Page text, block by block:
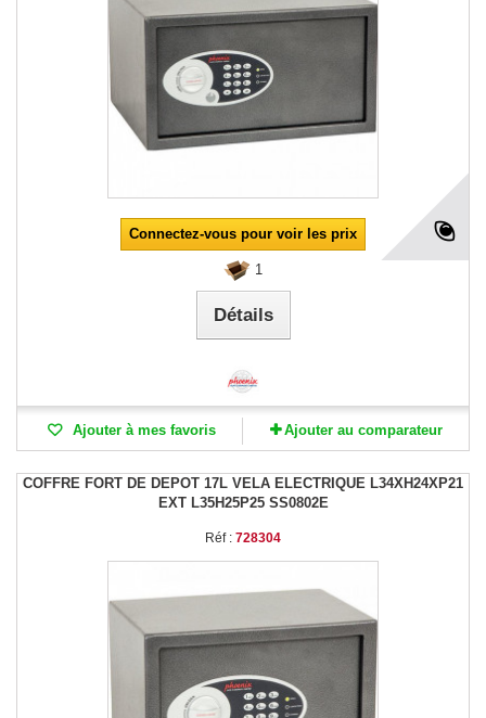
Connectez-vous pour voir les prix
1
Détails
Ajouter à mes favoris Ajouter au comparateur
COFFRE FORT DE DEPOT 17L VELA ELECTRIQUE L34XH24XP21
EXT L35H25P25 SS0802E
Réf : 728304